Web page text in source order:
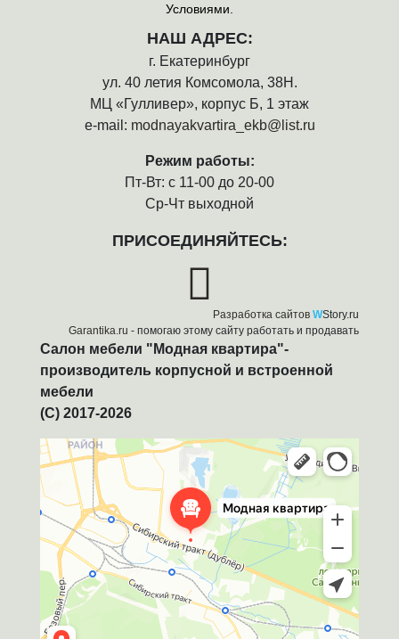
Условиями.
НАШ АДРЕС:
г. Екатеринбург
ул. 40 летия Комсомола, 38Н.
МЦ «Гулливер», корпус Б, 1 этаж
e-mail: modnayakvartira_ekb@list.ru
Режим работы:
Пт-Вт: с 11-00 до 20-00
Ср-Чт выходной
ПРИСОЕДИНЯЙТЕСЬ:
Разработка сайтов WStory.ru
Garantika.ru - помогаю этому сайту работать и продавать
Салон мебели "Модная квартира"-
производитель корпусной и встроенной
мебели
(C) 2017-2026